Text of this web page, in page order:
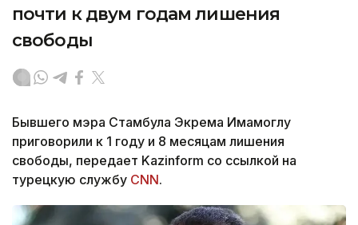
почти к двум годам лишения
свободы
Бывшего мэра Стамбула Экрема Имамоглу
приговорили к 1 году и 8 месяцам лишения
свободы, передает Kazinform со ссылкой на
турецкую службу CNN.